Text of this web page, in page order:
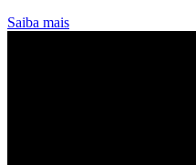
Saiba mais